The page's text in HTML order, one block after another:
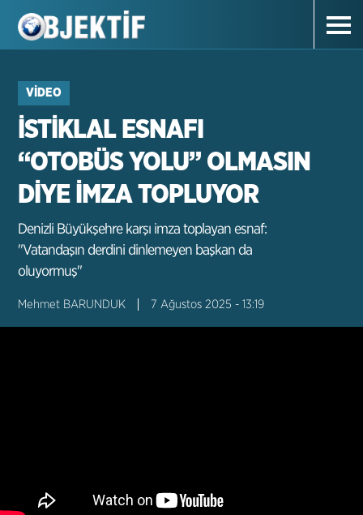
VIDEO
İSTİKLAL ESNAFI
“OTOBÜS YOLU” OLMASIN
DİYE İMZA TOPLUYOR
Denizli Büyükşehre karşı imza toplayan esnaf:
"Vatandaşın derdini dinlemeyen başkan da
oluyormuş"
Mehmet BARUNDUK 7 Ağustos 2025 - 13:19